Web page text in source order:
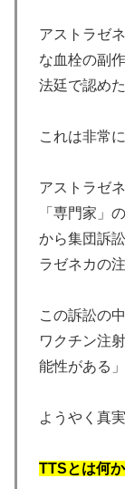
アストラゼ
な血栓の副
法廷で認めた
これは非常
アストラゼ
「専門家」
から集団訴
ラゼネカの
この訴訟の
ワクチン注
能性がある
ようやく真
TTSとは何